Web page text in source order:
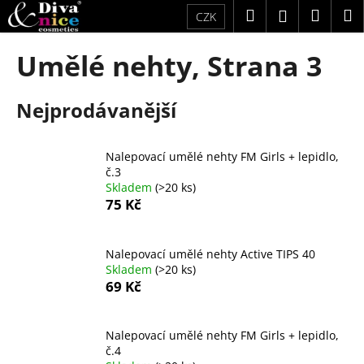
Přejít
na
obsah
CZK HledatPřihlášení
Umělé nehty, Strana 3
Nejprodávanější
Nalepovací umělé nehty FM Girls + lepidlo,
č.3
Skladem (>20 ks)
75 Kč
Nalepovací umělé nehty Active TIPS 40
Skladem (>20 ks)
69 Kč
Nalepovací umělé nehty FM Girls + lepidlo,
č.4
K
o
o